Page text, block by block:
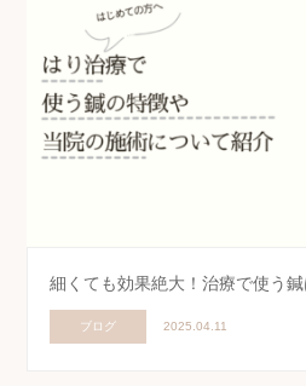
細くても効果絶大！治療で使う
ブログ 2025.04.11